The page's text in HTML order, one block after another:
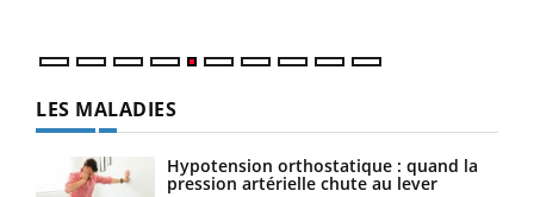
LES MALADIES
Hypotension orthostatique : quand la
pression artérielle chute au lever